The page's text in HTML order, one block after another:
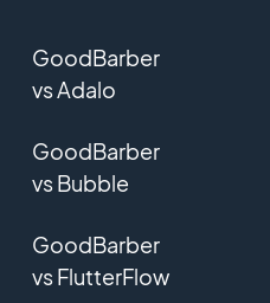
GoodBarber
vs Adalo
GoodBarber
vs Bubble
GoodBarber
vs FlutterFlow